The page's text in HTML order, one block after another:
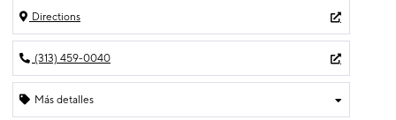
Directions
(313) 459-0040
Más detalles